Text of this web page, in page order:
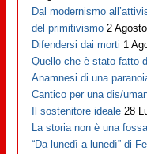
Dal modernismo
del primitivismo 2
Difendersi dai morti 1
Quello che è stato fatto
Anamnesi di una
Cantico per una dis/
Il sostenitore ideale 28
La storia non è una
“Da lunedì a lunedì” di